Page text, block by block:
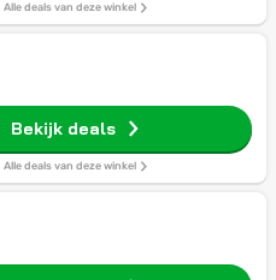
Alle deals van deze winkel
Bekijk deals
Alle deals van deze winkel